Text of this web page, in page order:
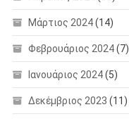
Μάρτιος 2024(14)
Φεβρουάριος 2024(7)
Ιανουάριος 2024(5)
Δεκέμβριος 2023 (11)